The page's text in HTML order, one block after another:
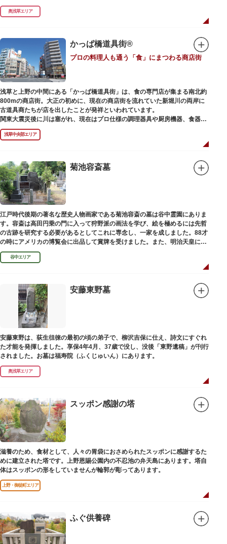
酒とともに参拝者に振る舞われるイベント。聖天様のお下がりの大根をいた
だくことで、心身健康のご利益があるそうです。
養する最高の祈祷法。心願成就の力があると考えられており、依頼すると7
日間毎朝祈祷していただけます。また、浅草名所七福神のひとつとしても知
られ、毘沙門天が祀られています。
奥浅草エリア
かっぱ橋道具街®
プロの料理人も通う「食」にまつわる商店街
浅草と上野の中間にある「かっぱ橋道具街」は、食の専門店が集まる南北約
800mの商店街。大正の初めに、現在の商店街を流れていた新堀川の両岸に
古道具商たちが店を出したことが発祥といわれています。
関東大震災後に川は塞がれ、現在はプロ仕様の調理器具や厨房機器、食器、
包材、調理衣装など「食」にまつわる約170軒の専門店が集まる個性的な専
門商店街として賑わいを見せています。もちろん、ほとんどのお店が小売に
も対応。家庭の調理用具を購入したい人や観光客にもおすすめです。食品サ
毎年、道具の日である10月9日前後に開催される「かっぱ橋道具まつり」で
は、各店舗がおすすめ商品や掘り出しものを販売。また、年ごとに異なる
様々な催しものも行われます。
浅草中央部エリア
菊池容斎墓
江戸時代後期の著名な歴史人物画家である菊池容斎の墓は谷中霊園にありま
す。容斎は高田円乗の門に入って狩野派の画法を学び、絵を極めるには先哲
の古跡を研究する必要があるとしてこれに専念し、一家を成しました。88才
の時にアメリカの博覧会に出品して賞牌を受けました。また、明治天皇に
「日本画史」の称を賜りました。
谷中エリア
安藤東野墓
安藤東野は、荻生徂徠の最初の頃の弟子で、柳沢吉保に仕え、詩文にすぐれ
た才能を発揮しました。享保4年4月、37歳で没し、没後「東野遺稿」が刊行
されました。お墓は福寿院（ふくじゅいん）にあります。
奥浅草エリア
スッポン感謝の塔
滋養のため、食材として、人々の胃袋におさめられたスッポンに感謝するた
めに建立された塔です。上野恩賜公園内の不忍池の弁天島にあります。塔自
体はスッポンの形をしていませんが輪郭が彫ってあります。
上野・御徒町エリア
ふぐ供養碑